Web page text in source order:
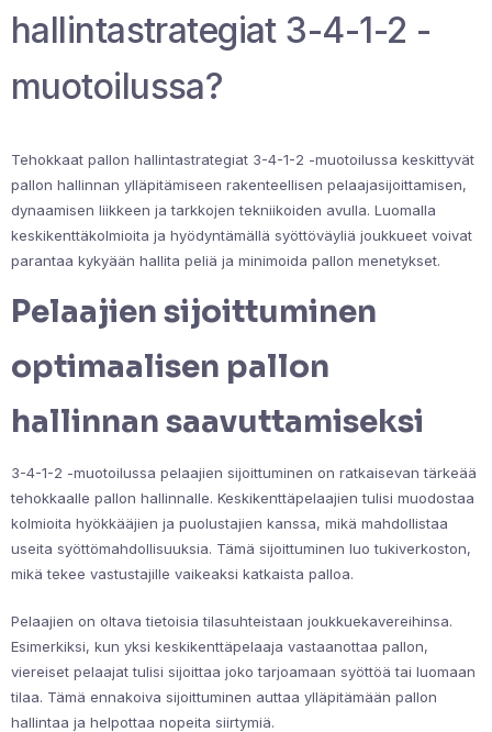
hallintastrategiat 3-4-1-2 -
muotoilussa?
Tehokkaat pallon hallintastrategiat 3-4-1-2 -muotoilussa keskittyvät
pallon hallinnan ylläpitämiseen rakenteellisen pelaajasijoittamisen,
dynaamisen liikkeen ja tarkkojen tekniikoiden avulla. Luomalla
keskikenttäkolmioita ja hyödyntämällä syöttöväyliä joukkueet voivat
parantaa kykyään hallita peliä ja minimoida pallon menetykset.
Pelaajien sijoittuminen
optimaalisen pallon
hallinnan saavuttamiseksi
3-4-1-2 -muotoilussa pelaajien sijoittuminen on ratkaisevan tärkeää
tehokkaalle pallon hallinnalle. Keskikenttäpelaajien tulisi muodostaa
kolmioita hyökkääjien ja puolustajien kanssa, mikä mahdollistaa
useita syöttömahdollisuuksia. Tämä sijoittuminen luo tukiverkoston,
mikä tekee vastustajille vaikeaksi katkaista palloa.
Pelaajien on oltava tietoisia tilasuhteistaan joukkuekavereihinsa.
Esimerkiksi, kun yksi keskikenttäpelaaja vastaanottaa pallon,
viereiset pelaajat tulisi sijoittaa joko tarjoamaan syöttöä tai luomaan
tilaa. Tämä ennakoiva sijoittuminen auttaa ylläpitämään pallon
hallintaa ja helpottaa nopeita siirtymiä.